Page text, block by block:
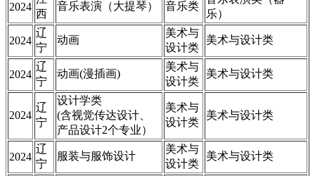
2024
西
音乐表演（大提琴） 音乐类
乐）
2024
辽
宁
动画
美术与
设计类
美术与设计类
2024
辽
宁
动画(漫插画)
美术与
设计类
美术与设计类
2024
辽
宁
设计学类
(含视觉传达设计、
产品设计2个专业）
美术与
设计类
美术与设计类
2024
辽
宁
服装与服饰设计
美术与
设计类
美术与设计类